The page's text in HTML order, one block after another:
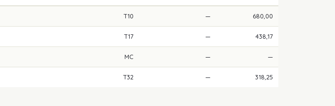
T10 — 680,00
T17 — 438,17
MC — —
T32 — 318,25